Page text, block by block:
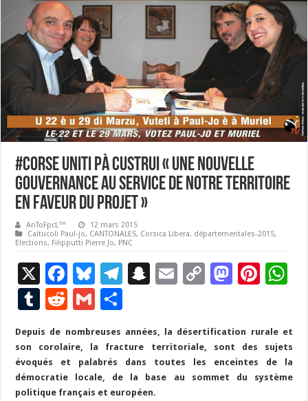
#Corse Uniti Pà Custrui « Une nouvelle
gouvernance au service de notre territoire
en faveur du projet »
AnToFpcL™
12 mars 2015
Caïtucoli Paul-jo, CANTONALES, Corsica Libera, départementales-2015,
Elections, Filipputti Pierre Jo, PNC
X
F
ac
e
b
o
o
Bl
u
es
ky
T
gr
a
m
S
p
c
h
E
l
C
y
Li
n
M
d
o
n
Pi
es
t
p
p
T
u
m
bl
r
R
d
di
t
G
ai
l
ta
g
er
Depuis de nombreuses années, la désertification rurale et
son corolaire, la fracture territoriale, sont des sujets
évoqués et palabrés dans toutes les enceintes de la
démocratie locale, de la base au sommet du système
politique français et européen.